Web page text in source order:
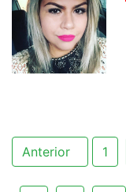
Anterior 1